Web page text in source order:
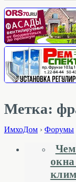
Метка:
ИмхоДом › Форумы